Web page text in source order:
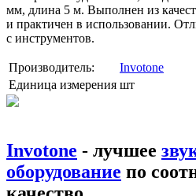
мм, длина 5 м. Выполнен из
и практичен в использовании.
с инструментов.
Производитель:
Invotone
Единица измерения шт
Invotone - лучшее
оборудование по